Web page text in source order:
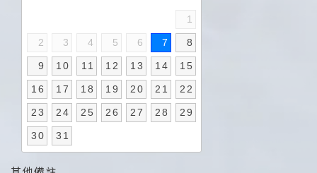
1
2 3 4 5 6 7 8
9 10 11 12 13 14 15
16 17 18 19 20 21 22
23 24 25 26 27 28 29
30 31